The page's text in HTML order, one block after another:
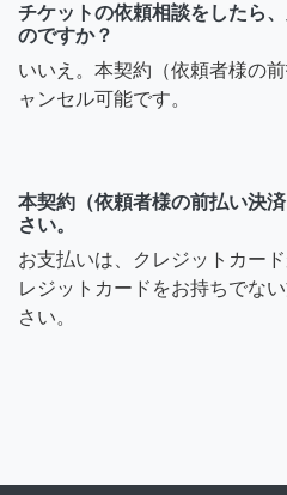
チケットの依頼相談をしたら
のですか？
いいえ。本契約（依頼者様の
ャンセル可能です。
本契約（依頼者様の前払い決
さい。
お支払いは、クレジットカー
レジットカードをお持ちでな
さい。